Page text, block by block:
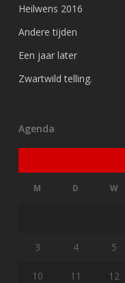
Heilwens 2016
Andere tijden
Een jaar later
Zwartwild telling.
Agenda
M D W
3 4 5
10 11 12